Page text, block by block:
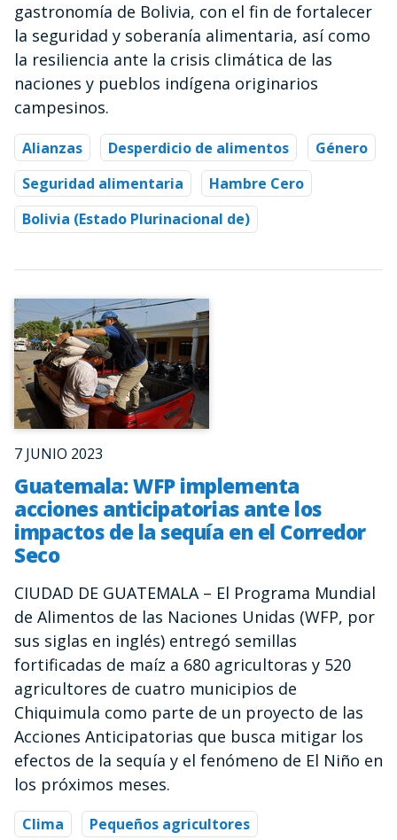
gastronomía de Bolivia, con el fin de fortalecer
la seguridad y soberanía alimentaria, así como
la resiliencia ante la crisis climática de las
naciones y pueblos indígena originarios
campesinos.
Alianzas Desperdicio de alimentos
Género
Seguridad alimentaria
Hambre Cero
Bolivia (Estado Plurinacional de)
7 JUNIO 2023
Guatemala: WFP implementa
acciones anticipatorias ante los
impactos de la sequía en el Corredor
Seco
CIUDAD DE GUATEMALA – El Programa Mundial
de Alimentos de las Naciones Unidas (WFP, por
sus siglas en inglés) entregó semillas
fortificadas de maíz a 680 agricultoras y 520
agricultores de cuatro municipios de
Chiquimula como parte de un proyecto de las
Acciones Anticipatorias que busca mitigar los
efectos de la sequía y el fenómeno de El Niño en
los próximos meses.
Clima Pequeños agricultores